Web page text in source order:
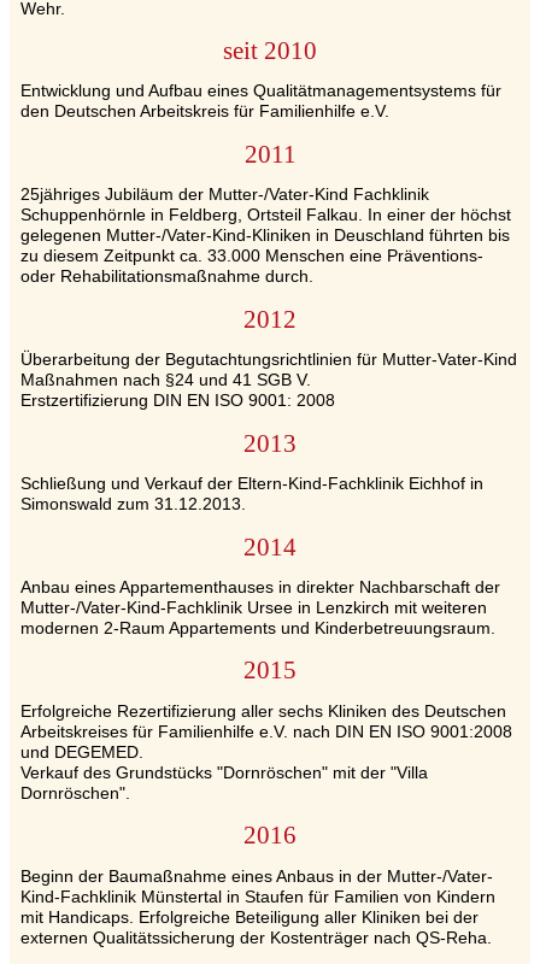
Wehr.
seit 2010
Entwicklung und Aufbau eines Qualitätmanagementsystems für
den Deutschen Arbeitskreis für Familienhilfe e.V.
2011
25jähriges Jubiläum der Mutter-/Vater-Kind Fachklinik
Schuppenhörnle in Feldberg, Ortsteil Falkau. In einer der höchst
gelegenen Mutter-/Vater-Kind-Kliniken in Deuschland führten bis
zu diesem Zeitpunkt ca. 33.000 Menschen eine Präventions-
oder Rehabilitationsmaßnahme durch.
2012
Überarbeitung der Begutachtungsrichtlinien für Mutter-Vater-Kind
Maßnahmen nach §24 und 41 SGB V.
Erstzertifizierung DIN EN ISO 9001: 2008
2013
Schließung und Verkauf der Eltern-Kind-Fachklinik Eichhof in
Simonswald zum 31.12.2013.
2014
Anbau eines Appartementhauses in direkter Nachbarschaft der
Mutter-/Vater-Kind-Fachklinik Ursee in Lenzkirch mit weiteren
modernen 2-Raum Appartements und Kinderbetreuungsraum.
2015
Erfolgreiche Rezertifizierung aller sechs Kliniken des Deutschen
Arbeitskreises für Familienhilfe e.V. nach DIN EN ISO 9001:2008
und DEGEMED.
Verkauf des Grundstücks "Dornröschen" mit der "Villa
Dornröschen".
2016
Beginn der Baumaßnahme eines Anbaus in der Mutter-/Vater-
Kind-Fachklinik Münstertal in Staufen für Familien von Kindern
mit Handicaps. Erfolgreiche Beteiligung aller Kliniken bei der
externen Qualitätssicherung der Kostenträger nach QS-Reha.